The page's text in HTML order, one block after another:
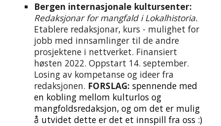
Bergen internasjonale kultursenter:
Redaksjonar for mangfald i Lokalhistoria.
Etablere redaksjonar, kurs - mulighet for
jobb med innsamlinger til de andre
prosjektene i nettverket. Finansiert
høsten 2022. Oppstart 14. september.
Losing av kompetanse og ideer fra
redaksjonen. FORSLAG:spennende med
en kobling mellom kulturlos og
mangfoldsredaksjon, og om det er mulig
å utvidet dette er det et innspill fra oss :)